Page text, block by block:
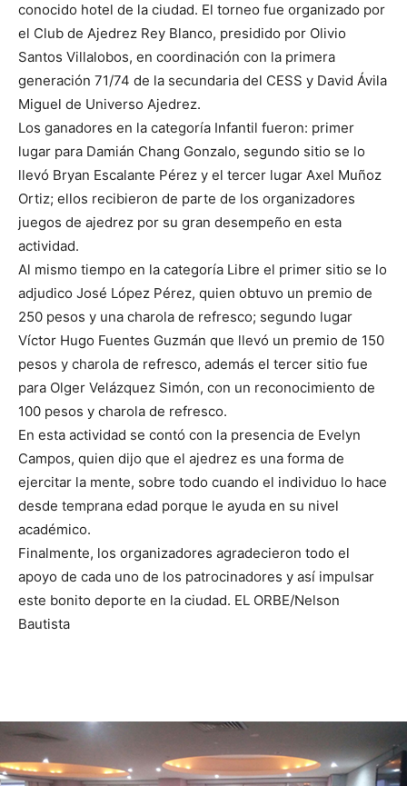
conocido hotel de la ciudad. El torneo fue organizado por
el Club de Ajedrez Rey Blanco, presidido por Olivio
Santos Villalobos, en coordinación con la primera
generación 71/74 de la secundaria del CESS y David Ávila
Miguel de Universo Ajedrez.
Los ganadores en la categoría Infantil fueron: primer
lugar para Damián Chang Gonzalo, segundo sitio se lo
llevó Bryan Escalante Pérez y el tercer lugar Axel Muñoz
Ortiz; ellos recibieron de parte de los organizadores
juegos de ajedrez por su gran desempeño en esta
actividad.
Al mismo tiempo en la categoría Libre el primer sitio se lo
adjudico José López Pérez, quien obtuvo un premio de
250 pesos y una charola de refresco; segundo lugar
Víctor Hugo Fuentes Guzmán que llevó un premio de 150
pesos y charola de refresco, además el tercer sitio fue
para Olger Velázquez Simón, con un reconocimiento de
100 pesos y charola de refresco.
En esta actividad se contó con la presencia de Evelyn
Campos, quien dijo que el ajedrez es una forma de
ejercitar la mente, sobre todo cuando el individuo lo hace
desde temprana edad porque le ayuda en su nivel
académico.
Finalmente, los organizadores agradecieron todo el
apoyo de cada uno de los patrocinadores y así impulsar
este bonito deporte en la ciudad. EL ORBE/Nelson
Bautista